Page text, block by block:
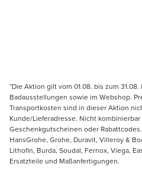
*Die Aktion gilt vom 01.08. bis zum
Badausstellungen sowie im Webshop.
Transportkosten sind in dieser Aktion
Kunde/Lieferadresse. Nicht
Geschenkgutscheinen oder
HansGrohe, Grohe, Duravit, Villeroy &
Lithofin, Burda, Soudal, Fernox, Viega,
Ersatzteile und Maßanfertigungen.